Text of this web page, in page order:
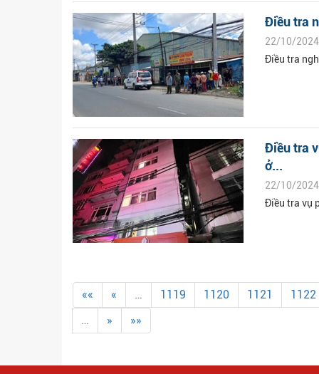
Điều tra
22/10/
Điều tra
Điều tra
ở...
22/10/
Điều tra vụ
«« « … 1119 1120 1121 1122
…
» »»